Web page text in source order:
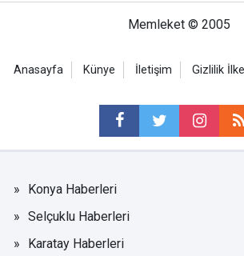
Memleket © 2005
Anasayfa Künye İletişim Gizlilik
Konya Haberleri
Selçuklu Haberleri
Karatay Haberleri